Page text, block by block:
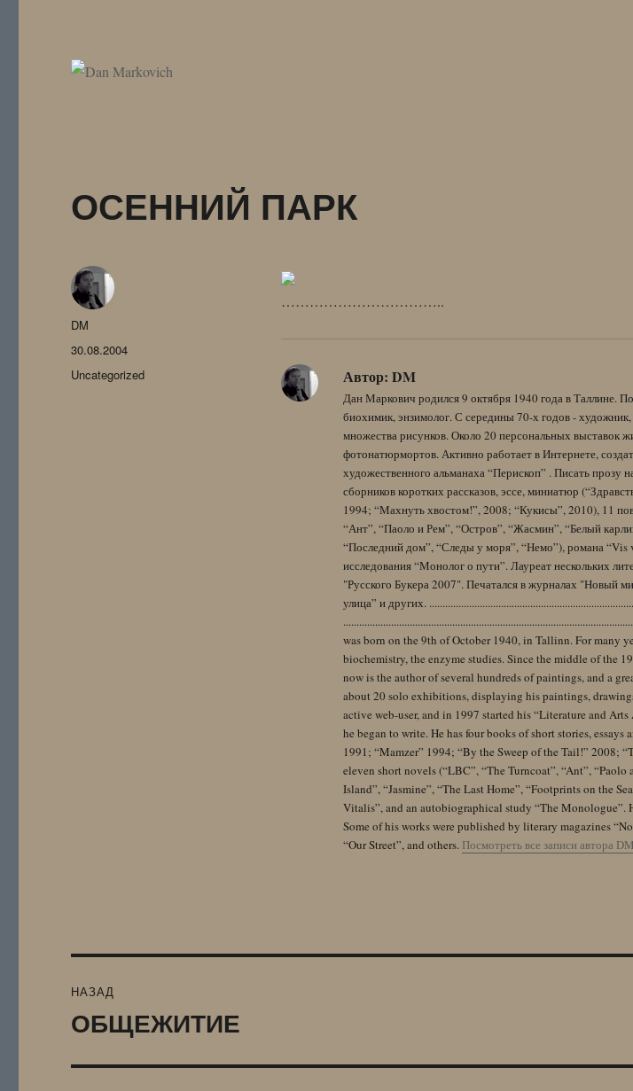
ОСЕННИЙ ПАРК
……………………………..
Автор: DM
Дан Маркович родился 9 октября 1940 года в Таллине.
биохимик, энзимолог. С середины 70-х годов - художник,
множества рисунков. Около 20 персональных выставок
фотонатюрмортов. Активно работает в Интернете,
художественного альманаха “Перископ” . Писать прозу
сборников коротких рассказов, эссе, миниатюр
1994; “Махнуть хвостом!”, 2008; “Кукисы”, 2010), 11
“Ант”, “Паоло и Рем”, “Остров”, “Жасмин”, “Белый
“Последний дом”, “Следы у моря”, “Немо”), романа “Vis
исследования “Монолог о пути”. Лауреат нескольких
"Русского Букера 2007". Печатался в журналах "Новый
улица” и других.
was born on the 9th of October 1940, in Tallinn. For many
biochemistry, the enzyme studies. Since the middle of the
now is the author of several hundreds of paintings, and a
about 20 solo exhibitions, displaying his paintings,
active web-user, and in 1997 started his “Literature and
he began to write. He has four books of short stories,
1991; “Mamzer” 1994; “By the Sweep of the Tail!” 2008;
eleven short novels (“LBC”, “The Turncoat”, “Ant”, “Paolo
Island”, “Jasmine”, “The Last Home”, “Footprints on the
Vitalis”, and an autobiographical study “The Monologue”.
Some of his works were published by literary magazines
“Our Street”, and others. Посмотреть все записи автора DM
Автор
DM
Опубликовано
30.08.2004
Рубрики
Uncategorized
по
НАЗАД
Предыдущая
ОБЩЕЖИТИЕ